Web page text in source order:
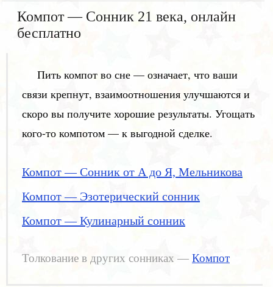
Компот — Сонник 21 века, онлайн
бесплатно
Пить компот во сне — означает, что ваши
связи крепнут, взаимоотношения улучшаются и
скоро вы получите хорошие результаты. Угощать
кого-то компотом — к выгодной сделке.
Компот — Сонник от А до Я, Мельникова
Компот — Эзотерический сонник
Компот — Кулинарный сонник
Толкование в других сонниках — Компот